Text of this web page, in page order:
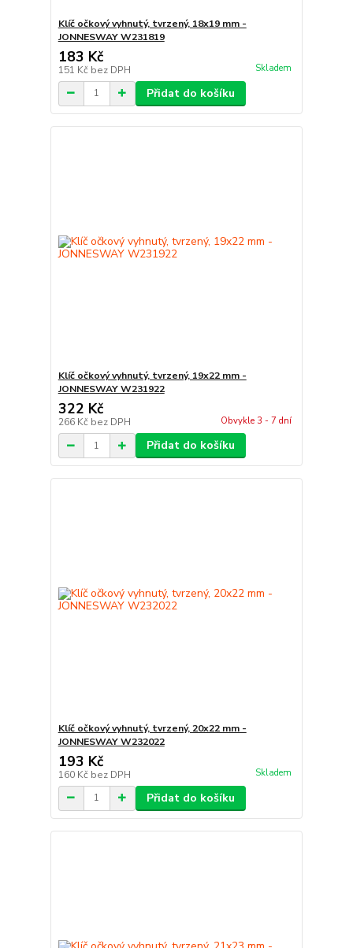
Klíč očkový vyhnutý, tvrzený, 18x19 mm -
JONNESWAY W231819
183 Kč
151 Kč bez DPH Skladem
Přidat do košíku
Klíč očkový vyhnutý, tvrzený, 19x22 mm -
JONNESWAY W231922
322 Kč
266 Kč bez DPH Obvykle 3 - 7 dní
Přidat do košíku
Klíč očkový vyhnutý, tvrzený, 20x22 mm -
JONNESWAY W232022
193 Kč
160 Kč bez DPH Skladem
Přidat do košíku